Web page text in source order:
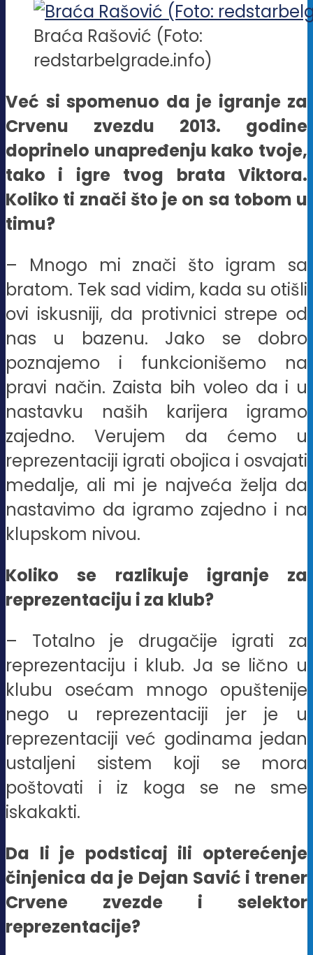
Braća Rašović (Foto:
redstarbelgrade.info)
Već si spomenuo da je igranje za
Crvenu zvezdu 2013. godine
doprinelo unapređenju kako tvoje,
tako i igre tvog brata Viktora.
Koliko ti znači što je on sa tobom u
timu?
– Mnogo mi znači što igram sa
bratom. Tek sad vidim, kada su otišli
ovi iskusniji, da protivnici strepe od
nas u bazenu. Jako se dobro
poznajemo i funkcionišemo na
pravi način. Zaista bih voleo da i u
nastavku naših karijera igramo
zajedno. Verujem da ćemo u
reprezentaciji igrati obojica i osvajati
medalje, ali mi je najveća želja da
nastavimo da igramo zajedno i na
klupskom nivou.
Koliko se razlikuje igranje za
reprezentaciju i za klub?
– Totalno je drugačije igrati za
reprezentaciju i klub. Ja se lično u
klubu osećam mnogo opuštenije
nego u reprezentaciji jer je u
reprezentaciji već godinama jedan
ustaljeni sistem koji se mora
poštovati i iz koga se ne sme
iskakakti.
Da li je podsticaj ili opterećenje
činjenica da je Dejan Savić i trener
Crvene zvezde i selektor
reprezentacije?